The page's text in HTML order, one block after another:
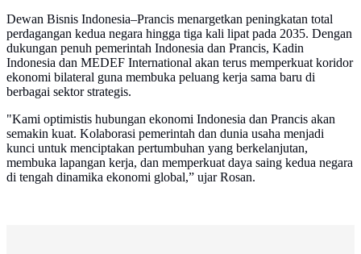
Dewan Bisnis Indonesia–Prancis menargetkan peningkatan total
perdagangan kedua negara hingga tiga kali lipat pada 2035. Dengan
dukungan penuh pemerintah Indonesia dan Prancis, Kadin
Indonesia dan MEDEF International akan terus memperkuat koridor
ekonomi bilateral guna membuka peluang kerja sama baru di
berbagai sektor strategis.
"Kami optimistis hubungan ekonomi Indonesia dan Prancis akan
semakin kuat. Kolaborasi pemerintah dan dunia usaha menjadi
kunci untuk menciptakan pertumbuhan yang berkelanjutan,
membuka lapangan kerja, dan memperkuat daya saing kedua negara
di tengah dinamika ekonomi global,” ujar Rosan.